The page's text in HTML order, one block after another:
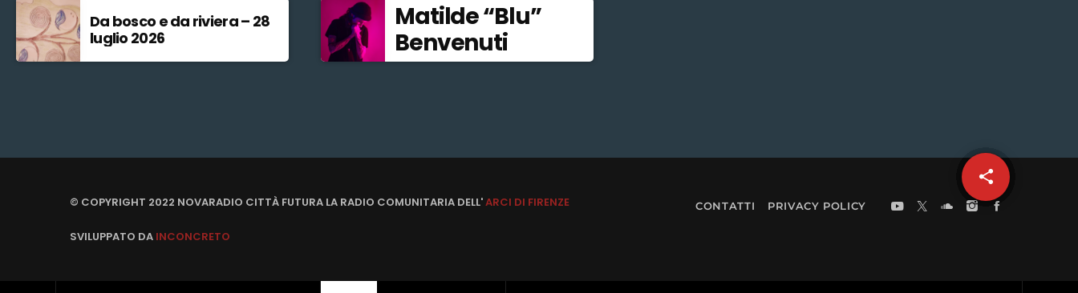
share
email
Da bosco e da riviera – 28
luglio 2026
Matilde “Blu”
Benvenuti
© COPYRIGHT 2022 NOVARADIO CITTÀ FUTURA LA RADIO COMUNITARIA DELL'ARCI DI FIRENZE
SVILUPPATO DA INCONCRETO
CONTATTI PRIVACY POLICY